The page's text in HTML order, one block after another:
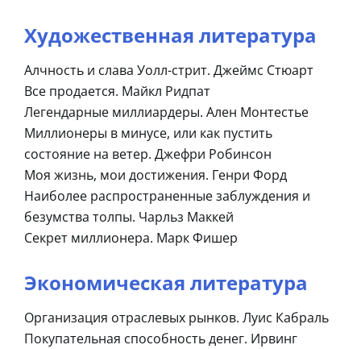
Художественная литература
Алчность и слава Уолл-стрит. Джеймс Стюарт
Все продается. Майкл Ридпат
Легендарные миллиардеры. Ален Монтестье
Миллионеры в минусе, или как пустить
состояние на ветер. Джефри Робинсон
Моя жизнь, мои достижения. Генри Форд
Наиболее распространенные заблуждения и
безумства толпы. Чарльз Маккей
Секрет миллионера. Марк Фишер
Экономическая литература
Организация отраслевых рынков. Луис Кабраль
Покупательная способность денег. Ирвинг